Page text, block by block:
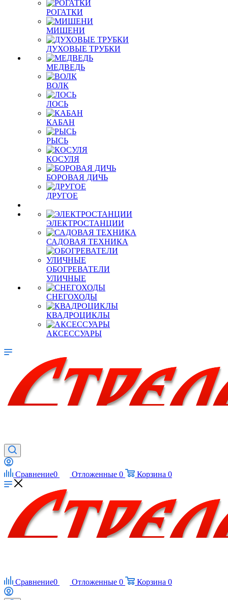
РОГАТКИ
МИШЕНИ
ДУХОВЫЕ ТРУБКИ
МЕДВЕДЬ
ВОЛК
ЛОСЬ
КАБАН
РЫСЬ
КОСУЛЯ
БОРОВАЯ ДИЧЬ
ДРУГОЕ
ЭЛЕКТРОСТАНЦИИ
САДОВАЯ ТЕХНИКА
ОБОГРЕВАТЕЛИ
УЛИЧНЫЕ
СНЕГОХОДЫ
КВАДРОЦИКЛЫ
АКСЕССУАРЫ
Сравнение0 Отложенные 0 Корзина 0
Сравнение0 Отложенные 0 Корзина 0